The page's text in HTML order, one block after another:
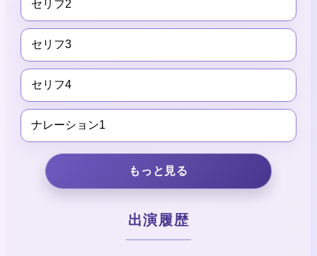
セリフ2
セリフ3
セリフ4
ナレーション1
もっと見る
出演履歴